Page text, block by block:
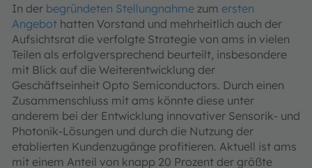
In der begründeten Stellungnahme zum ersten
Angebot hatten Vorstand und mehrheitlich auch der
Aufsichtsrat die verfolgte Strategie von ams in vielen
Teilen als erfolgversprechend beurteilt, insbesondere
mit Blick auf die Weiterentwicklung der
Geschäftseinheit Opto Semiconductors. Durch einen
Zusammenschluss mit ams könnte diese unter
anderem bei der Entwicklung innovativer Sensorik- und
Photonik-Lösungen und durch die Nutzung der
etablierten Kundenzugänge profitieren. Aktuell ist ams
mit einem Anteil von knapp 20 Prozent der größte